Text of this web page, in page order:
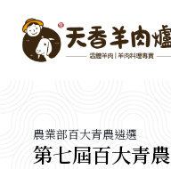
跳
至
主
農業部百大青農遴選
第七屆百大青農